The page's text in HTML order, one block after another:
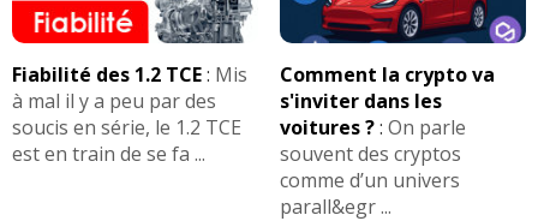
Fiabilité des 1.2 TCE: Mis
à mal il y a peu par des
soucis en série, le 1.2 TCE
est en train de se fa ...
Comment la crypto va
s'inviter dans les
voitures ?: On parle
souvent des cryptos
comme d’un univers
parall&egr ...